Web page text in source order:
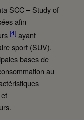
SCC – Study of
afin
[4] ayant
sport (SUV).
bases de
au